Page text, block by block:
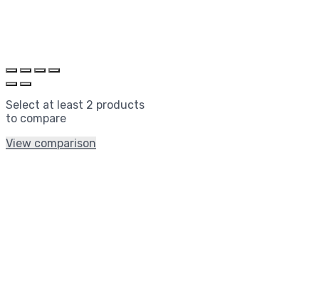
Select at least 2 products
to compare
View comparison